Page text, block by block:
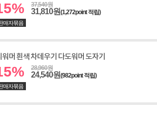
37,540원
31,810원(1,272point 적립)
매자묶음
워머 흰색 차데우기 다도워머 도자기
28,960원
24,540원(982point 적립)
매자묶음